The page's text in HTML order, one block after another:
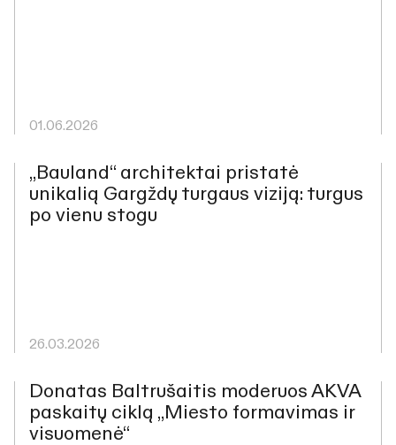
01.06.2026
„Bauland“ architektai pristatė
unikalią Gargždų turgaus viziją: turgus
po vienu stogu
26.03.2026
Donatas Baltrušaitis moderuos AKVA
paskaitų ciklą „Miesto formavimas ir
visuomenė“